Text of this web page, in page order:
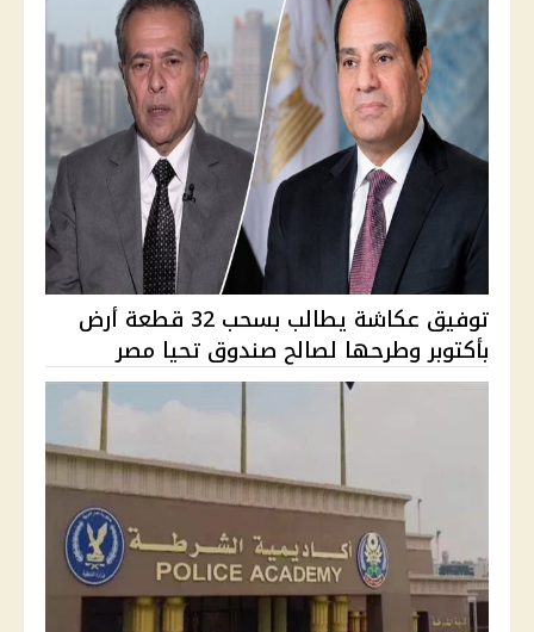
توفيق عكاشة يطالب بسحب 32 قطعة أرض
بأكتوبر وطرحها لصالح صندوق تحيا مصر